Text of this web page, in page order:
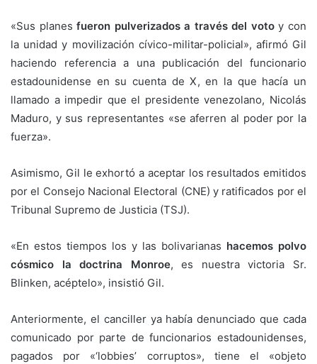
«Sus planes fueron pulverizados a través del votoy con
la unidad y movilización cívico-militar-policial», afirmó Gil
haciendo referencia a una publicación del funcionario
estadounidense en su cuenta de X, en la que hacía un
llamado a impedir que el presidente venezolano, Nicolás
Maduro, y sus representantes «se aferren al poder por la
fuerza».
Asimismo, Gil le exhortó a aceptar los resultados emitidos
por el Consejo Nacional Electoral (CNE) y ratificados por el
Tribunal Supremo de Justicia (TSJ).
«En estos tiempos los y las bolivarianas hacemos polvo
cósmico la doctrina Monroe, es nuestra victoria Sr.
Blinken, acéptelo», insistió Gil.
Anteriormente, el canciller ya había denunciado que cada
comunicado por parte de funcionarios estadounidenses,
pagados por «‘lobbies’ corruptos», tiene el «objeto